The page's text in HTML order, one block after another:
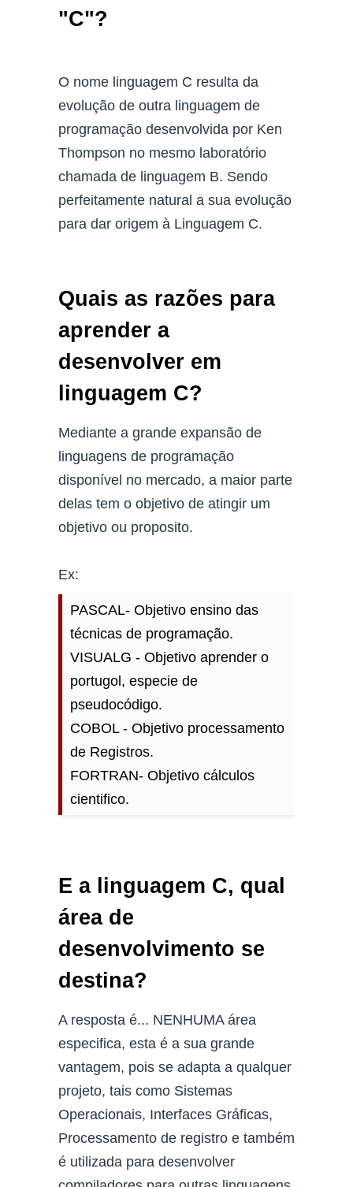
"C"?
O nome linguagem C resulta da
evolução de outra linguagem de
programação desenvolvida por Ken
Thompson no mesmo laboratório
chamada de linguagem B. Sendo
perfeitamente natural a sua evolução
para dar origem à Linguagem C.
Quais as razões para
aprender a
desenvolver em
linguagem C?
Mediante a grande expansão de
linguagens de programação
disponível no mercado, a maior parte
delas tem o objetivo de atingir um
objetivo ou proposito.
Ex:
PASCAL- Objetivo ensino das
técnicas de programação.
VISUALG - Objetivo aprender o
portugol, especie de
pseudocódigo.
COBOL - Objetivo processamento
de Registros.
FORTRAN- Objetivo cálculos
cientifico.
E a linguagem C, qual
área de
desenvolvimento se
destina?
A resposta é... NENHUMA área
especifica, esta é a sua grande
vantagem, pois se adapta a qualquer
projeto, tais como Sistemas
Operacionais, Interfaces Gráficas,
Processamento de registro e também
é utilizada para desenvolver